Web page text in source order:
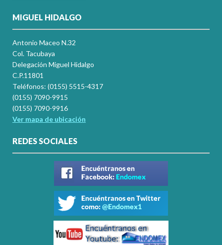
MIGUEL HIDALGO
Antonio Maceo N.32
Col. Tacubaya
Delegación Miguel Hidalgo
C.P.11801
Teléfonos: (0155) 5515-4317
(0155) 7090-9915
(0155) 7090-9916
Ver mapa de ubicación
REDES SOCIALES